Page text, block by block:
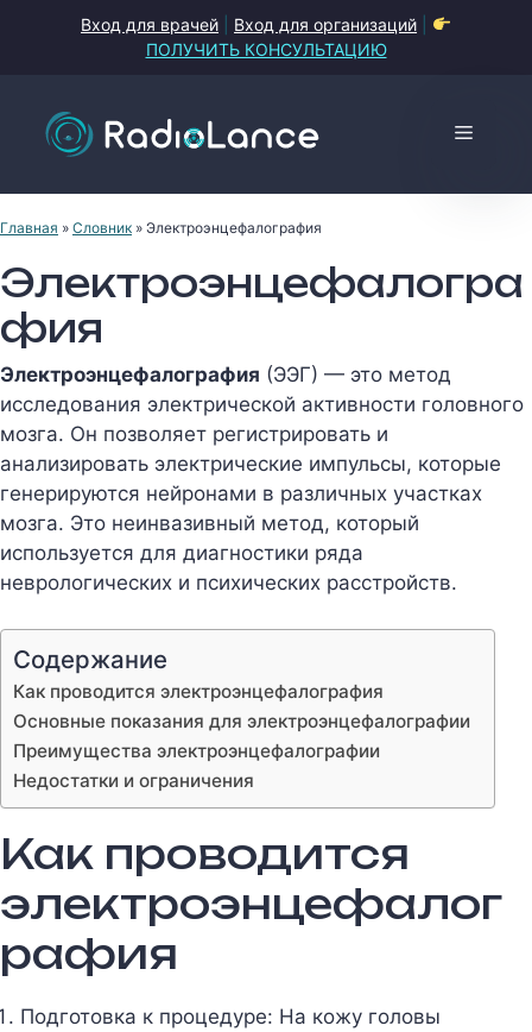
Вход для врачей Вход для организаций
ПОЛУЧИТЬ КОНСУЛЬТАЦИЮ
Меню
Главная » Словник » Электроэнцефалография
Электроэнцефалогра
фия
Электроэнцефалография (ЭЭГ) — это метод
исследования электрической активности головного
мозга. Он позволяет регистрировать и
анализировать электрические импульсы, которые
генерируются нейронами в различных участках
мозга. Это неинвазивный метод, который
используется для диагностики ряда
неврологических и психических расстройств.
Содержание
Как проводится электроэнцефалография
Основные показания для электроэнцефалографии
Преимущества электроэнцефалографии
Недостатки и ограничения
Как проводится
электроэнцефалог
рафия
Подготовка к процедуре: На кожу головы